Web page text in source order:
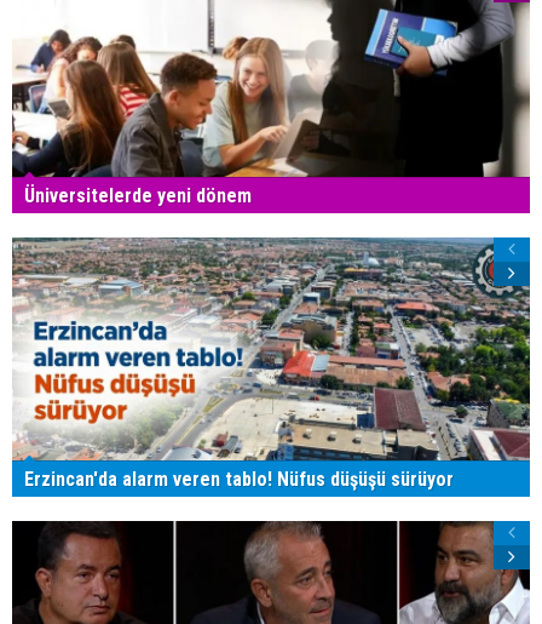
Üniversitelerde yeni dönem
Erzincan'da alarm veren tablo! Nüfus düşüşü sürüyor